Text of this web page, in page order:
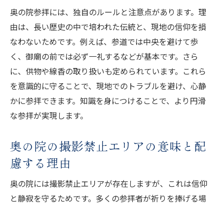
奥の院参拝には、独自のルールと注意点があります。理
由は、長い歴史の中で培われた伝統と、現地の信仰を損
なわないためです。例えば、参道では中央を避けて歩
く、御廟の前では必ず一礼するなどが基本です。さら
に、供物や線香の取り扱いも定められています。これら
を意識的に守ることで、現地でのトラブルを避け、心静
かに参拝できます。知識を身につけることで、より円滑
な参拝が実現します。
奥の院の撮影禁止エリアの意味と配
慮する理由
奥の院には撮影禁止エリアが存在しますが、これは信仰
と静寂を守るためです。多くの参拝者が祈りを捧げる場